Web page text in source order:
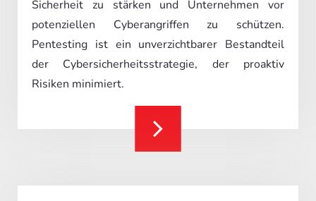
Sicherheit zu stärken und Unternehmen vor
potenziellen Cyberangriffen zu schützen.
Pentesting ist ein unverzichtbarer Bestandteil
der Cybersicherheitsstrategie, der proaktiv
Risiken minimiert.